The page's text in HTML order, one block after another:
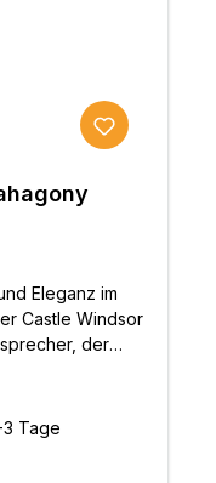
Eleganz im
Castle Windsor
der
präzisen
Tage